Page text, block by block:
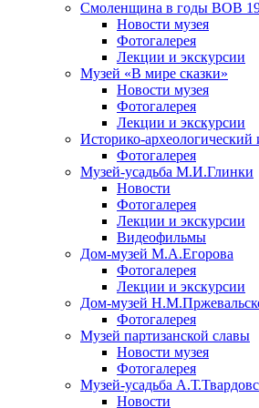
Смоленщина в годы ВОВ
Новости музея
Фотогалерея
Лекции и экскурсии
Музей «В мире сказки»
Новости музея
Фотогалерея
Лекции и экскурсии
Историко-
Фотогалерея
Музей-усадьба М.И.Глинки
Новости
Фотогалерея
Лекции и экскурсии
Видеофильмы
Дом-музей М.А.Егорова
Фотогалерея
Лекции и экскурсии
Дом-музей
Фотогалерея
Музей партизанской славы
Новости музея
Фотогалерея
Музей-усадьба
Новости